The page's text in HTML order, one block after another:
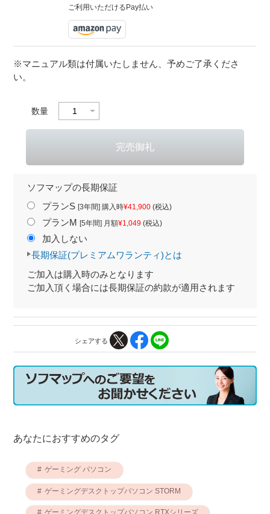
ご利用いただけるPay払い
※マニュアル類は付属いたしません、予めご了承くださ
い。
数量
ソフマップの長期保証
プランS [3年間] 購入時¥41,900(税込)
プランM [5年間] 月額¥1,049(税込)
加入しない
長期保証(プレミアムワランティ)とは
ご加入は購入時のみとなります
ご加入頂く場合には長期保証の約款が適用されます
シェアする
あなたにおすすめのタグ
ゲーミング パソコン
ゲーミングデスクトップパソコン STORM
ゲーミングデスクトップパソコン RTXシリーズ